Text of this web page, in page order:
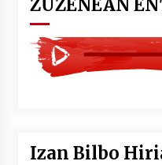
ZUZENEAN
Izan Bilbo